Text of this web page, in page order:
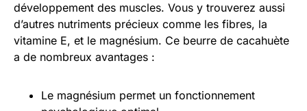
développement des muscles. Vous y trouverez aussi
d’autres nutriments précieux comme les fibres, la
vitamine E, et le magnésium. Ce beurre de cacahuète
a de nombreux avantages :
Le magnésium permet un fonctionnement